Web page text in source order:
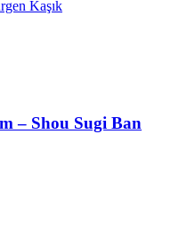
Kaşık
– Shou Sugi Ban